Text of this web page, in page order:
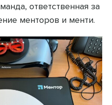
ответственная за
менторов и менти.